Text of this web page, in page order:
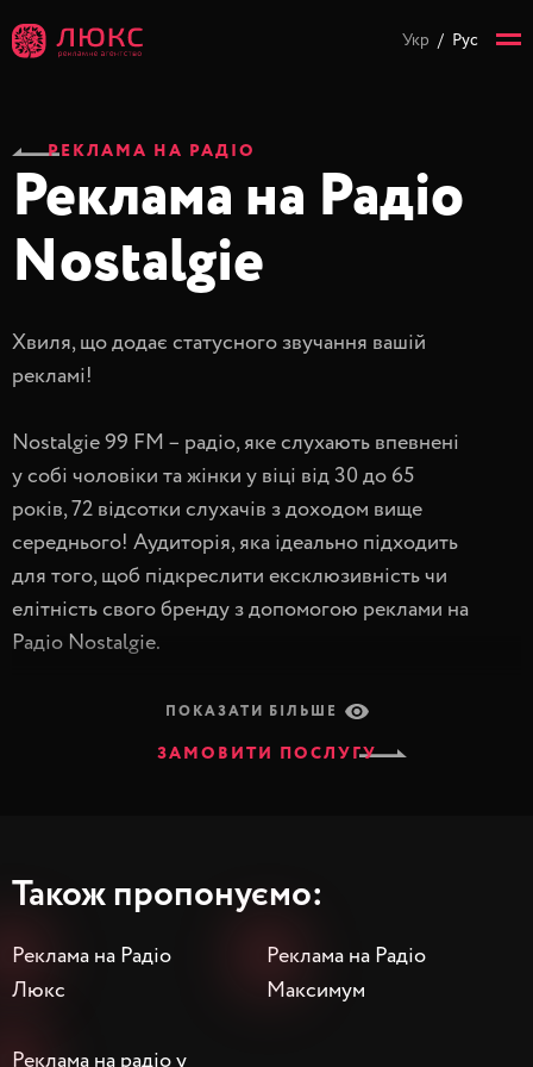
Укр / Рус
РЕКЛАМА НА РАДІО
Реклама на Радіо
Nostalgie
Хвиля, що додає статусного звучання вашій
рекламі!
Nostalgie 99 FM – радіо, яке слухають впевнені
у собі чоловіки та жінки у віці від 30 до 65
років, 72 відсотки слухачів з доходом вище
середнього! Аудиторія, яка ідеально підходить
для того, щоб підкреслити ексклюзивність чи
елітність свого бренду з допомогою реклами на
Радіо Nostalgie.
Тож якщо цінності вашої компанії теж
співпадають з філософією радіостанції,
Аудіоролики в рекламних блоках
Брендування ефіру
Кросмедійні проекти з залученням
ЗАМОВИТИ ПОСЛУГУ
ПОКАЗАТИ БІЛЬШЕ
Також пропонуємо:
Реклама на Радіо
Люкс
Реклама на Радіо
Максимум
Реклама на радіо у